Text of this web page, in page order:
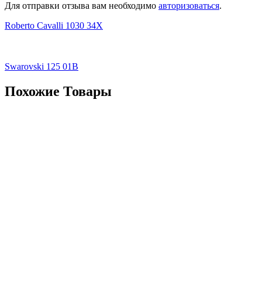
Для отправки отзыва вам необходимо авторизоваться.
Roberto Cavalli 1030 34X
Swarovski 125 01B
Похожие Товары